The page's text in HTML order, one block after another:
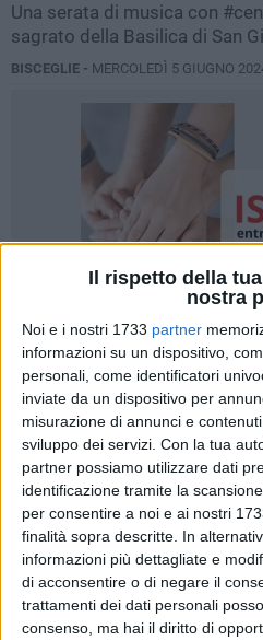
Il rispetto della
nostra
Noi e i nostri 1733 partner
informazioni su un dispositivo,
personali, come identificatori
inviate da un dispositivo per
misurazione di annunci e
sviluppo dei servizi. Con la tua
partner possiamo utilizzare dati
identificazione tramite la
per consentire a noi e ai nostri
finalità sopra descritte. In
informazioni più dettagliate e
di acconsentire o di negare il
trattamenti dei dati personali
consenso, ma hai il diritto di
Una serata di musica con
sagrato della Basilica di San
BISCEGLIE - MERCOLEDÌ 5 GIUGNO
20
Il Circolo dei Lettori - Presidio
Salute Opera Don Uva sono lieti
Festa di fine anno del corso
Monterisi di Bisceglie. L'evento
di #centoragazzinmusica.